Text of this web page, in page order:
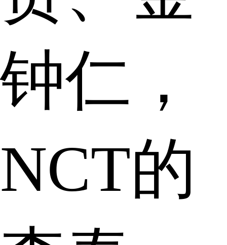
钟仁，
NCT的